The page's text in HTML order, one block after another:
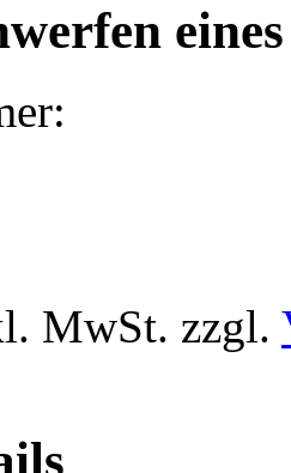
MwSt. zzgl.